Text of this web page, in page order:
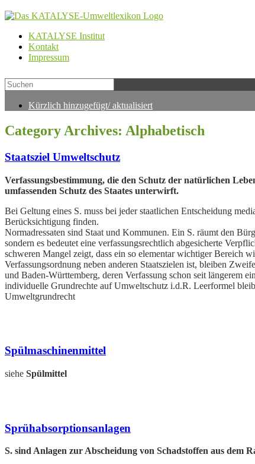
KATALYSE Institut
Kontakt
Impressum
Kürzlich hinzugefügt/ aktualisiert
Category Archives: Alphabetisch
Staatsziel Umweltschutz
Verfassungsbestimmung, die den Schutz der natürlichen
umfassenden Schutz des Staates unterwirft.
Bei Geltung eines S. muss bei jeder staatlichen Entscheidung
Berücksichtigung finden.
Normadressaten sind Staat und Kommunen. Ein S. räumt den
sondern es bedeutet eine verfassungsrechtlich abgesicherte
schweren Mangel zeigt, dass ein so elementar wichtiger Bereich
Verfassungsordnung neben anderen Staatszielen ist, bleiben
und Baden-Württemberg, deren Verfassung schon seit längerem
individuelle Grundrechte auf Umweltschutz i.d.R. Leerformel
Umweltgrundrecht
Spülmaschinenmittel
siehe Spülmittel
Sprühabsorptionsanlagen
S. sind Anlagen zurAbscheidung von Schadstoffen aus dem